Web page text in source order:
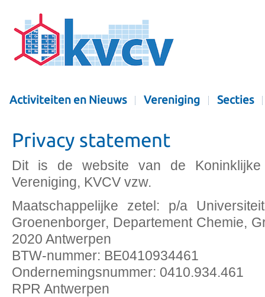
Activiteiten en Nieuws Vereniging Secties
Privacy statement
Dit is de website van de Koninklijke
Vereniging, KVCV vzw.
Maatschappelijke zetel: p/a
Groenenborger, Departement Chemie,
2020 Antwerpen
BTW-nummer: BE0410934461
Ondernemingsnummer: 0410.934.461
RPR Antwerpen